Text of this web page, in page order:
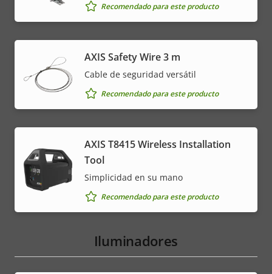
Recomendado para este producto
AXIS Safety Wire 3 m
Cable de seguridad versátil
Recomendado para este producto
AXIS T8415 Wireless Installation
Tool
Simplicidad en su mano
Recomendado para este producto
Iluminadores